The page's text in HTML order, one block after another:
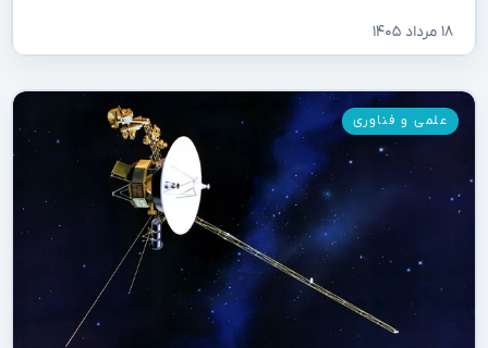
۱۸ مرداد ۱۴۰۵
علمی و فناوری